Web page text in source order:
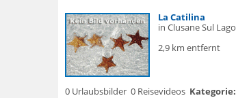
La Catilina
in Clusane Sul Lago
2,9 km entfernt
0 Urlaubsbilder 0 Reisevideos Kategorie: